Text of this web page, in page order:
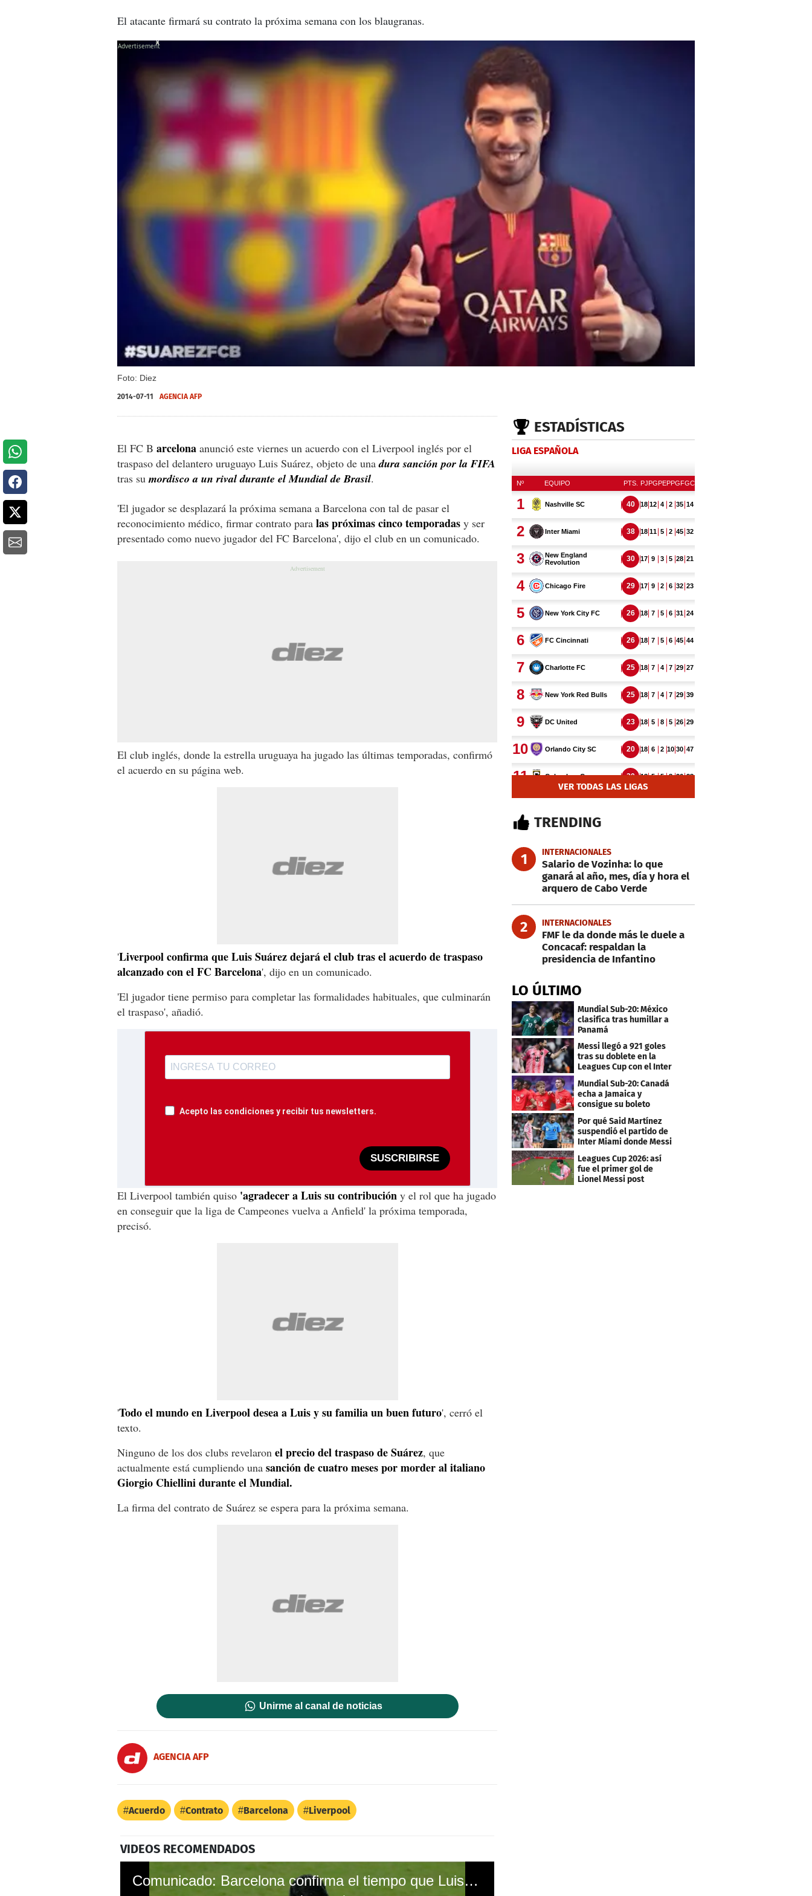
El atacante firmará su contrato la próxima semana con los blaugranas.
Foto: Diez
X
2014-07-11 AGENCIA AFP
El FC B arcelona anunció este viernes un acuerdo con el Liverpool inglés por el
traspaso del delantero uruguayo Luis Suárez, objeto de unadura sanción por la FIFA
tras su mordisco a un rival durante el Mundial de Brasil.
'El jugador se desplazará la próxima semana a Barcelona con tal de pasar el
reconocimiento médico, firmar contrato para las próximas cinco temporadas y ser
presentado como nuevo jugador del FC Barcelona', dijo el club en un comunicado.
El club inglés, donde la estrella uruguaya ha jugado las últimas temporadas, confirmó
el acuerdo en su página web.
'Liverpool confirma que Luis Suárez dejará el club tras el acuerdo de traspaso
alcanzado con el FC Barcelona', dijo en un comunicado.
'El jugador tiene permiso para completar las formalidades habituales, que culminarán
el traspaso', añadió.
Acepto las condiciones y recibir tus newsletters.
SUSCRIBIRSE
El Liverpool también quiso 'agradecer a Luis su contribución y el rol que ha jugado
en conseguir que la liga de Campeones vuelva a Anfield' la próxima temporada,
precisó.
'Todo el mundo en Liverpool desea a Luis y su familia un buen futuro', cerró el
texto.
Ninguno de los dos clubs revelaron el precio del traspaso de Suárez, que
actualmente está cumpliendo una sanción de cuatro meses por morder al italiano
Giorgio Chiellini durante el Mundial.
La firma del contrato de Suárez se espera para la próxima semana.
Unirme al canal de noticias
AGENCIA AFP
Acuerdo Contrato Barcelona Liverpool
VIDEOS RECOMENDADOS
Comunicado: Barcelona confirma el tiempo que Luis Suárez estará de baja por lesión
ESTADÍSTICAS
LIGA ESPAÑOLA
VER TODAS LAS LIGAS
TRENDING
1 INTERNACIONALES
Salario de Vozinha: lo que
ganará al año, mes, día y hora el
arquero de Cabo Verde
2 INTERNACIONALES
FMF le da donde más le duele a
Concacaf: respaldan la
presidencia de Infantino
LO ÚLTIMO
Mundial Sub-20: México
clasifica tras humillar a
Panamá
Messi llegó a 921 goles
tras su doblete en la
Leagues Cup con el Inter
Miami
Mundial Sub-20: Canadá
echa a Jamaica y
consigue su boleto
Por qué Said Martínez
suspendió el partido de
Inter Miami donde Messi
Leagues Cup 2026: así
fue el primer gol de
Lionel Messi post